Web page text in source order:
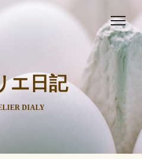
エ日記
DIALY